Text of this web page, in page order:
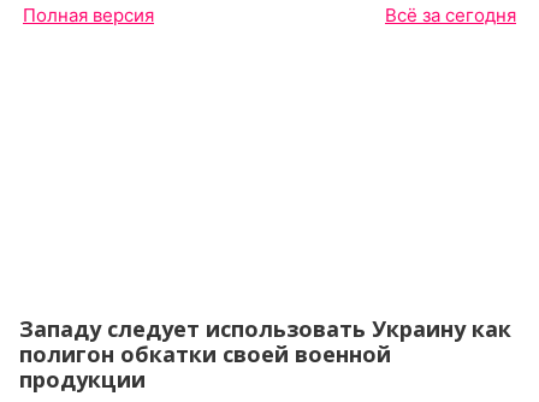
Полная версия Всё за сегодня
Западу следует использовать Украину как
полигон обкатки своей военной
продукции